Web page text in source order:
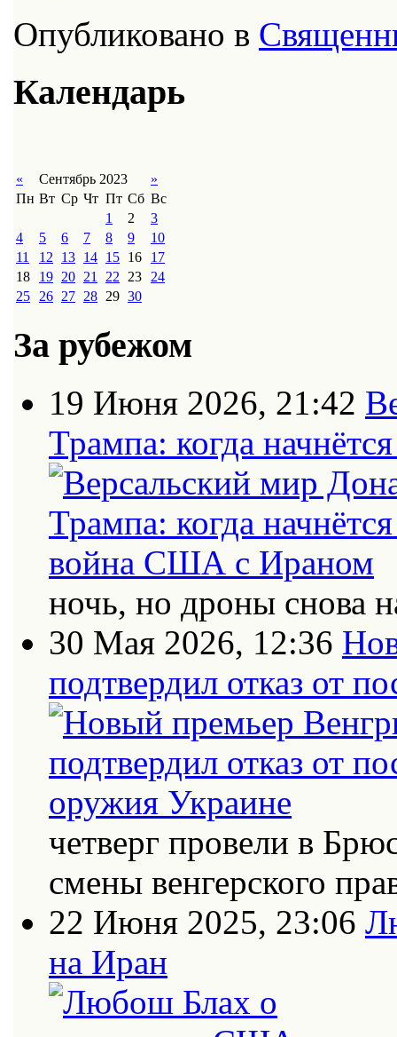
Опубликовано в
Календарь
« Сентябрь 2023
»
Пн Вт Ср Чт Пт Сб Вс
1
2
3
4
5 6 7 8 9
10
11
12 13 14 15 16
17
18
19 20 21 22 23
24
25
26 27 28 29 30
За рубежом
19 Июня 2026, 21:42
Трампа: когда
ночь, но дроны снова
30 Мая 2026, 12:36
подтвердил отказ от
четверг провели в
смены венгерского
22 Июня 2025, 23:06
на Иран